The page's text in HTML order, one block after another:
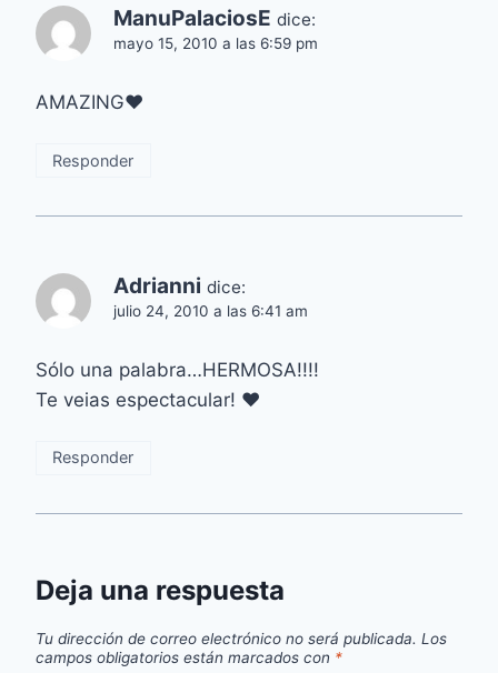
ManuPalaciosE dice:
mayo 15, 2010 a las 6:59 pm
AMAZING♥
Responder
Adrianni dice:
julio 24, 2010 a las 6:41 am
Sólo una palabra…HERMOSA!!!!
Te veias espectacular! ♥
Responder
Deja una respuesta
Tu dirección de correo electrónico no será publicada. Los
campos obligatorios están marcados con *